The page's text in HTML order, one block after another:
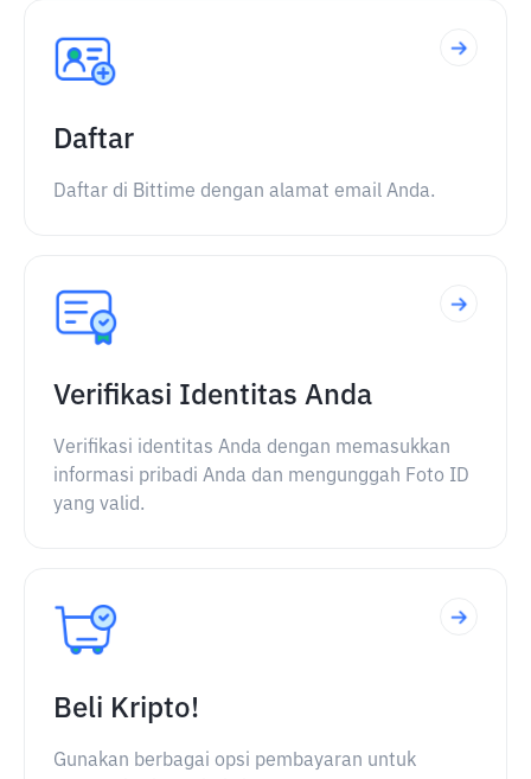
Daftar
Daftar di Bittime dengan alamat email Anda.
Verifikasi Identitas Anda
Verifikasi identitas Anda dengan memasukkan
informasi pribadi Anda dan mengunggah Foto ID
yang valid.
Beli Kripto!
Gunakan berbagai opsi pembayaran untuk